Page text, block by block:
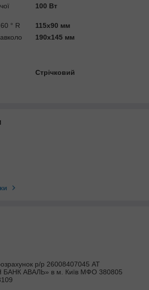
100 Вт
° R
115х90 мм
190х145 мм
Стрічковий
р/р 26008407045 АТ
АВАЛЬ» в м. Київ МФО 380805